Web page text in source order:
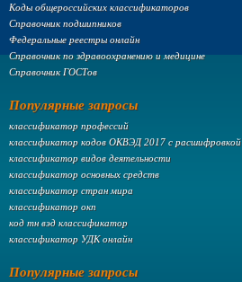
Коды общероссийских классификаторов
Справочник подшипников
Федеральные реестры онлайн
Справочник по здравоохранению и медицине
Справочник ГОСТов
Популярные запросы
классификатор профессий
классификатор кодов ОКВЭД 2017 с расшифровкой
классификатор видов деятельности
классификатор основных средств
классификатор стран мира
классификатор окп
код тн вэд классификатор
классификатор УДК онлайн
Популярные запросы